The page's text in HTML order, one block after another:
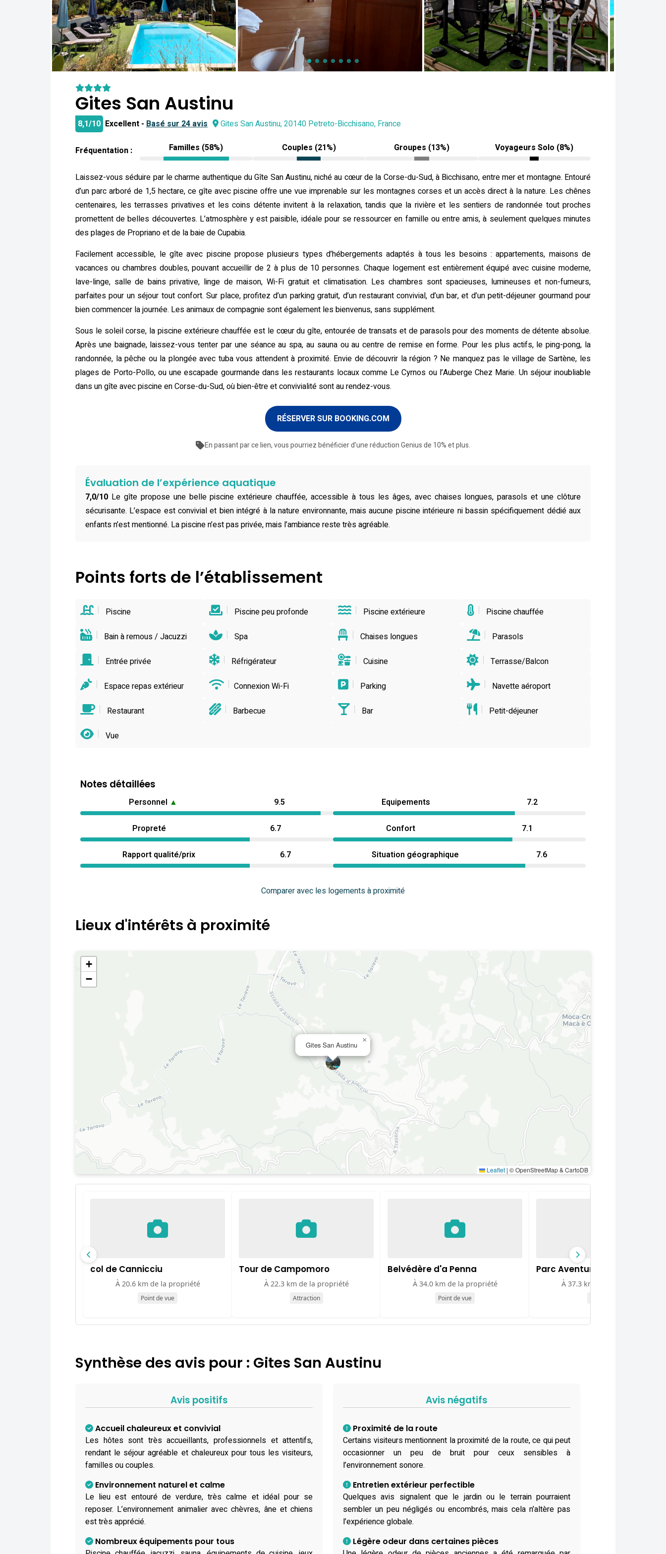
Gites San Austinu
8,1/10 Excellent - Basé sur 24 avis Gites San Austinu, 20140 Petreto-Bicchisano, France
Fréquentation : Familles (58%) Couples (21%) Groupes (13%) Voyageurs Solo (8%)
Laissez-vous séduire par le charme authentique du Gîte San Austinu, niché au cœur de la Corse-du-Sud, à Bicchisano, entre mer et montagne. Entouré
d’un parc arboré de 1,5 hectare, ce gîte avec piscine offre une vue imprenable sur les montagnes corses et un accès direct à la nature. Les chênes
centenaires, les terrasses privatives et les coins détente invitent à la relaxation, tandis que la rivière et les sentiers de randonnée tout proches
promettent de belles découvertes. L’atmosphère y est paisible, idéale pour se ressourcer en famille ou entre amis, à seulement quelques minutes
des plages de Propriano et de la baie de Cupabia.
Facilement accessible, le gîte avec piscine propose plusieurs types d’hébergements adaptés à tous les besoins : appartements, maisons de
vacances ou chambres doubles, pouvant accueillir de 2 à plus de 10 personnes. Chaque logement est entièrement équipé avec cuisine moderne,
lave-linge, salle de bains privative, linge de maison, Wi-Fi gratuit et climatisation. Les chambres sont spacieuses, lumineuses et non-fumeurs,
parfaites pour un séjour tout confort. Sur place, profitez d’un parking gratuit, d’un restaurant convivial, d’un bar, et d’un petit-déjeuner gourmand pour
bien commencer la journée. Les animaux de compagnie sont également les bienvenus, sans supplément.
Sous le soleil corse, la piscine extérieure chauffée est le cœur du gîte, entourée de transats et de parasols pour des moments de détente absolue.
Après une baignade, laissez-vous tenter par une séance au spa, au sauna ou au centre de remise en forme. Pour les plus actifs, le ping-pong, la
randonnée, la pêche ou la plongée avec tuba vous attendent à proximité. Envie de découvrir la région ? Ne manquez pas le village de Sartène, les
plages de Porto-Pollo, ou une escapade gourmande dans les restaurants locaux comme Le Cyrnos ou l’Auberge Chez Marie. Un séjour inoubliable
dans un gîte avec piscine en Corse-du-Sud, où bien-être et convivialité sont au rendez-vous.
RÉSERVER SUR BOOKING.COM
En passant par ce lien, vous pourriez bénéficier d'une réduction Genius de 10% et plus.
Évaluation de l’expérience aquatique
7,0/10 Le gîte propose une belle piscine extérieure chauffée, accessible à tous les âges, avec chaises longues, parasols et une clôture
sécurisante. L’espace est convivial et bien intégré à la nature environnante, mais aucune piscine intérieure ni bassin spécifiquement dédié aux
enfants n’est mentionné. La piscine n’est pas privée, mais l’ambiance reste très agréable.
Points forts de l’établissement
Piscine Piscine peu profonde Piscine extérieure Piscine chauffée
Bain à remous / Jacuzzi Spa Chaises longues Parasols
Entrée privée Réfrigérateur Cuisine Terrasse/Balcon
Espace repas extérieur Connexion Wi-Fi Parking Navette aéroport
Restaurant Barbecue Bar Petit-déjeuner
Vue
Notes détaillées
Personnel ▲ 9.5 Equipements 7.2
Propreté 6.7 Confort 7.1
Rapport qualité/prix 6.7 Situation géographique 7.6
Comparer avec les logements à proximité
Lieux d'intérêts à proximité
Gites San Austinu
×
+
−
Leaflet | © OpenStreetMap & CartoDB
col de Cannicciu
À 20.6 km de la propriété
Point de vue
Tour de Campomoro
À 22.3 km de la propriété
Attraction
Belvédère d'a Penna
À 34.0 km de la propriété
Point de vue
Parc Aventure
À 37.3 km de la propriété
Synthèse des avis pour : Gites San Austinu
Avis positifs
Accueil chaleureux et convivial
Les hôtes sont très accueillants, professionnels et attentifs,
rendant le séjour agréable et chaleureux pour tous les visiteurs,
familles ou couples.
Environnement naturel et calme
Le lieu est entouré de verdure, très calme et idéal pour se
reposer. L’environnement animalier avec chèvres, âne et chiens
est très apprécié.
Nombreux équipements pour tous
Avis négatifs
Proximité de la route
Certains visiteurs mentionnent la proximité de la route, ce qui peut
occasionner un peu de bruit pour ceux sensibles à
l’environnement sonore.
Entretien extérieur perfectible
Quelques avis signalent que le jardin ou le terrain pourraient
sembler un peu négligés ou encombrés, mais cela n’altère pas
l’expérience globale.
Légère odeur dans certaines pièces